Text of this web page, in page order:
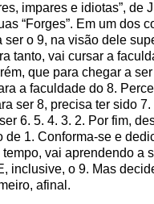
impares e idiotas”, de
“Forges”. Em um dos
ser o 9, na visão dele
tanto, vai cursar a
que para chegar a
a faculdade do 8.
ser 8, precisa ter sido
6. 5. 4. 3. 2. Por fim,
de 1. Conforma-se e
vai aprendendo a
inclusive, o 9. Mas
afinal.